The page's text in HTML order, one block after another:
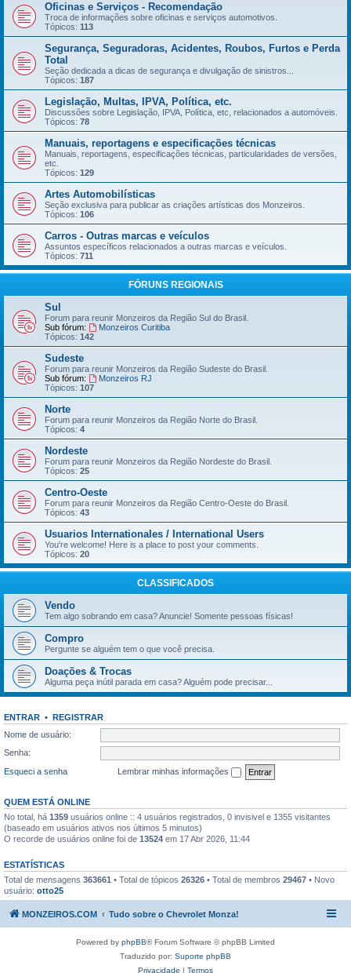
Oficinas e Serviços - Recomendação
Troca de informações sobre oficinas e serviços automotivos.
Tópicos: 113
Segurança, Seguradoras, Acidentes, Roubos, Furtos e Perda
Total
Seção dedicada a dicas de segurança e divulgação de sinistros...
Tópicos: 187
Legislação, Multas, IPVA, Política, etc.
Discussões sobre Legislação, IPVA, Política, etc, relacionados a automóveis.
Tópicos: 78
Manuais, reportagens e especificações técnicas
Manuais, reportagens, especificações técnicas, particularidades de versões,
etc.
Tópicos: 129
Artes Automobilísticas
Seção exclusiva para publicar as criações artísticas dos Monzeiros.
Tópicos: 106
Carros - Outras marcas e veículos
Assuntos específicos relacionados a outras marcas e veículos.
Tópicos: 711
FÓRUNS REGIONAIS
Sul
Forum para reunir Monzeiros da Região Sul do Brasil.
Sub fórum:
Monzeiros Curitiba
Tópicos: 142
Sudeste
Forum para reunir Monzeiros da Região Sudeste do Brasil.
Sub fórum:
Monzeiros RJ
Tópicos: 107
Norte
Forum para reunir Monzeiros da Região Norte do Brasil.
Tópicos: 4
Nordeste
Forum para reunir Monzeiros da Região Nordeste do Brasil.
Tópicos: 25
Centro-Oeste
Forum para reunir Monzeiros da Região Centro-Oeste do Brasil.
Tópicos: 43
Usuarios Internationales / International Users
You're welcome! Here is a place to post your comments.
Tópicos: 20
CLASSIFICADOS
Vendo
Tem algo sobrando em casa? Anuncie! Somente pessoas físicas!
Compro
Pergunte se alguém tem o que você precisa.
Doações & Trocas
Alguma peça inútil parada em casa? Alguém pode precisar...
ENTRAR • REGISTRAR
Nome de usuário:
Senha:
Esqueci a senha
Lembrar minhas informações
QUEM ESTÁ ONLINE
No total, há 1359 usuários online :: 4 usuários registrados, 0 invisivel e 1355 visitantes
(baseado em usuários ativos nos últimos 5 minutos)
O recorde de usuários online foi de 13524 em 17 Abr 2026, 11:44
ESTATÍSTICAS
Total de mensagens 363661 • Total de tópicos 26326 • Total de membros 29467 • Novo
usuário: otto25
MONZEIROS.COM Tudo sobre o Chevrolet Monza!
Powered by phpBB® Forum Software © phpBB Limited
Traduzido por: Suporte phpBB
Privacidade | Termos